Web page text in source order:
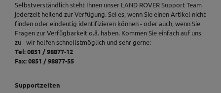
Selbstverständlich steht Ihnen unser LAND ROVER Support Team
jederzeit heilend zur Verfügung. Sei es, wenn Sie einen Artikel nicht
finden oder eindeutig identifizieren können - oder auch, wenn Sie
Fragen zur Verfügbarkeit o.ä. haben. Kommen Sie einfach auf uns
zu - wir helfen schnellstmöglich und sehr gerne:
Tel: 0851 / 98877-12
Fax: 0851 / 98877-55
Supportzeiten